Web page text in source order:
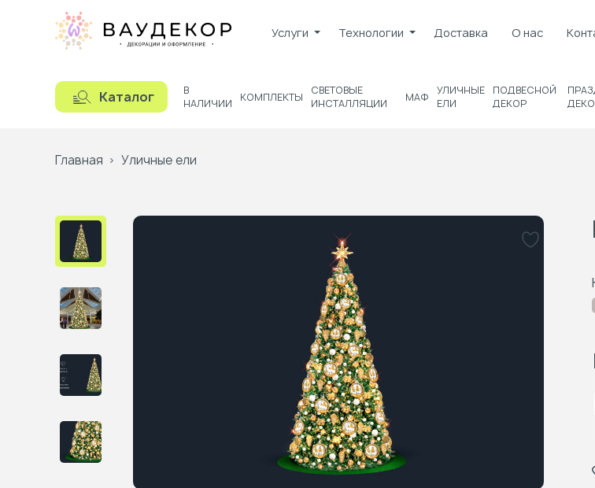
Услуги Технологии Доставка О нас
Каталог
В
НАЛИЧИИ
КОМПЛЕКТЫ
СВЕТОВЫЕ
ИНСТАЛЛЯЦИИ
МАФ
УЛИЧНЫЕ
ЕЛИ
ПОДВЕСНОЙ
ДЕКОР
Главная Уличные ели